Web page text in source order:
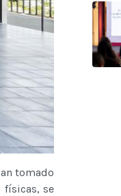
tomado
físicas, se